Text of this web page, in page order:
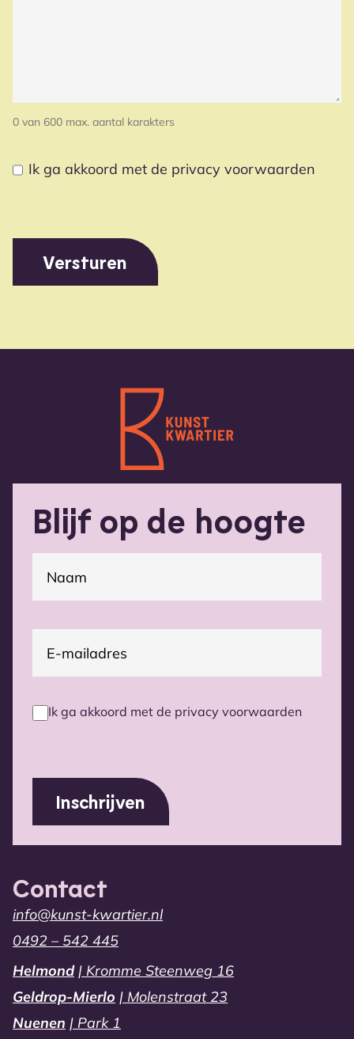
0 van 600 max. aantal karakters
PRIVACY
Ik ga akkoord met de privacy voorwaarden
Blijf op de hoogte
E-
mailadres(Vereist)
Privacy
Ik ga akkoord met de privacy voorwaarden
Contact
info@kunst-kwartier.nl
0492 – 542 445
Helmond | Kromme Steenweg 16
Geldrop-Mierlo | Molenstraat 23
Nuenen | Park 1